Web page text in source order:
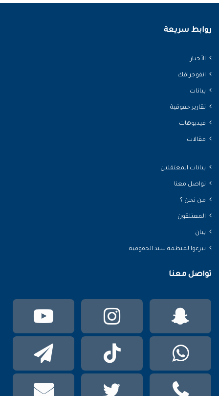
روابط سريعة
الأخبار
انفوجرافك
بيانات
تقارير حقوقية
فيديوهات
مقالات
بيانات المعتقلين
تواصل معنا
من نحن ؟
المعتلقون
بيان
تبرعوا لمنظمة سند الحقوقية
تواصل معنا
انستقرام
سناب
TikTok
واتساب
phone